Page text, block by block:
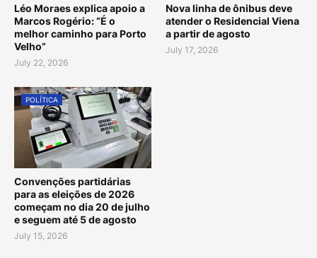
Léo Moraes explica apoio a
Marcos Rogério: “É o
melhor caminho para Porto
Velho”
July 22, 2026
Nova linha de ônibus deve
atender o Residencial Viena
a partir de agosto
July 17, 2026
POLÍTICA
Convenções partidárias
para as eleições de 2026
começam no dia 20 de julho
e seguem até 5 de agosto
July 15, 2026